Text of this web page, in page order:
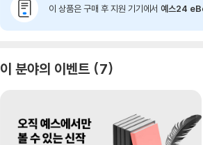
이 상품은 구매 후 지원 기기에서 예스24
이 분야의 이벤트 7